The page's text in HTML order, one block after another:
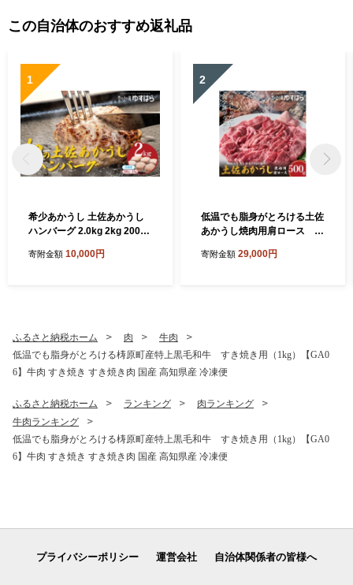
この自治体のおすすめ返礼品
1
希少あかうし 土佐あかうし
ハンバーグ 2.0kg 2kg 200g
冷凍 真空 小分け 個包装 肉汁
お取り寄せ 肉 ギフト 人気 高
知県 須崎市 お惣菜 はんばー
ぐ hannba-gu
寄附金額 10,000円
2
低温でも脂身がとろける土佐
あかうし焼肉用肩ロース 5
レイン酸 高知県産
寄附金額 29,000円
ふるさと納税ホーム 肉
牛肉
低温でも脂身がとろける梼原町産特上黒毛和牛 すき焼き用（1kg）【GA0
6】牛肉 すき焼き すき焼き肉 国産 高知県産 冷凍便
ふるさと納税ホーム ランキング
肉ランキング
牛肉ランキング
低温でも脂身がとろける梼原町産特上黒毛和牛 すき焼き用（1kg）【GA0
6】牛肉 すき焼き すき焼き肉 国産 高知県産 冷凍便
プライバシーポリシー 運営会社 自治体関係者の皆様へ